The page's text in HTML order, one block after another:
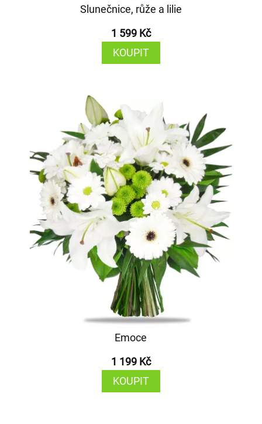
Slunečnice, růže a lilie
1 599 Kč
KOUPIT
Emoce
1 199 Kč
KOUPIT